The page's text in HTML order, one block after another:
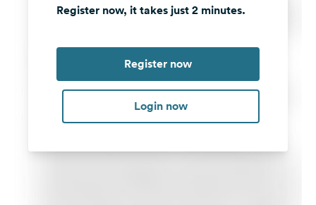
Register now, it takes just 2 minutes.
Register now
Login now